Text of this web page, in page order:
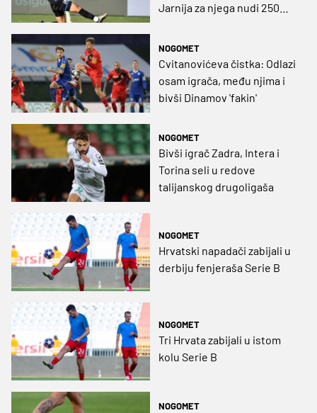
Jarnija za njega nudi 250
NOGOMET
Cvitanovićeva čistka: Odlazi
osam igrača, među njima i
bivši Dinamov 'fakin'
NOGOMET
Bivši igrač Zadra, Intera i
Torina seli u redove
talijanskog drugoligaša
NOGOMET
Hrvatski napadači zabijali u
derbiju fenjeraša Serie B
NOGOMET
Tri Hrvata zabijali u istom
kolu Serie B
NOGOMET